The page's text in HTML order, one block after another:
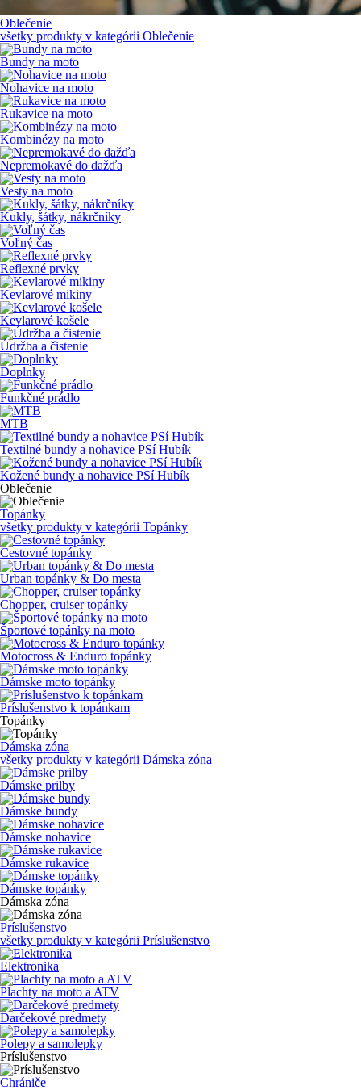
Oblečenie
všetky produkty v kategórii Oblečenie
Bundy na moto
Nohavice na moto
Rukavice na moto
Kombinézy na moto
Nepremokavé do dažďa
Vesty na moto
Kukly, šátky, nákrčníky
Voľný čas
Reflexné prvky
Kevlarové mikiny
Kevlarové košele
Údržba a čistenie
Doplnky
Funkčné prádlo
MTB
Textilné bundy a nohavice PSí Hubík
Kožené bundy a nohavice PSí Hubík
Oblečenie
Topánky
všetky produkty v kategórii Topánky
Cestovné topánky
Urban topánky & Do mesta
Chopper, cruiser topánky
Športové topánky na moto
Motocross & Enduro topánky
Dámske moto topánky
Príslušenstvo k topánkam
Topánky
Dámska zóna
všetky produkty v kategórii Dámska zóna
Dámske prilby
Dámske bundy
Dámske nohavice
Dámske rukavice
Dámske topánky
Dámska zóna
Príslušenstvo
všetky produkty v kategórii Príslušenstvo
Elektronika
Plachty na moto a ATV
Darčekové predmety
Polepy a samolepky
Príslušenstvo
Chrániče